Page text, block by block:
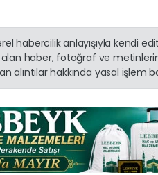
habercilik anlayışıyla kendi
haber, fotoğraf ve metinlerin
alıntılar hakkında yasal işlem